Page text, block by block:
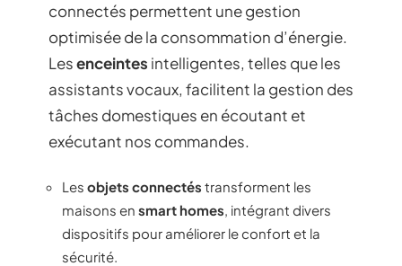
connectés permettent une gestion
optimisée de la consommation d’énergie.
Lesenceintes intelligentes, telles que les
assistants vocaux, facilitent la gestion des
tâches domestiques en écoutant et
exécutant nos commandes.
Les objets connectés transforment les
maisons en smart homes , intégrant divers
dispositifs pour améliorer le confort et la
sécurité.